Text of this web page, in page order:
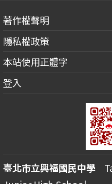
著作權聲明
隱私權政策
本站使用正體字
登入
臺北市立興福國民中學